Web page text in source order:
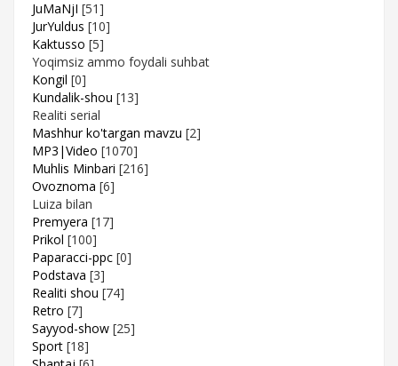
JuMaNjI [51]
JurYuldus [10]
Kaktusso [5]
Yoqimsiz ammo foydali suhbat
Kongil [0]
Kundalik-shou [13]
Realiti serial
Mashhur ko'targan mavzu [2]
MP3|Video [1070]
Muhlis Minbari [216]
Ovoznoma [6]
Luiza bilan
Premyera [17]
Prikol [100]
Paparacci-ppc [0]
Podstava [3]
Realiti shou [74]
Retro [7]
Sayyod-show [25]
Sport [18]